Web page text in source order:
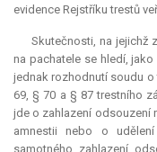
evidence Rejstříku trestů
Skutečnosti, na jejichž
na pachatele se hledí,
jednak rozhodnutí soudu o
69, § 70 a § 87 trestního
jde o zahlazení odsouzení
amnestii nebo o
samotného zahlazení